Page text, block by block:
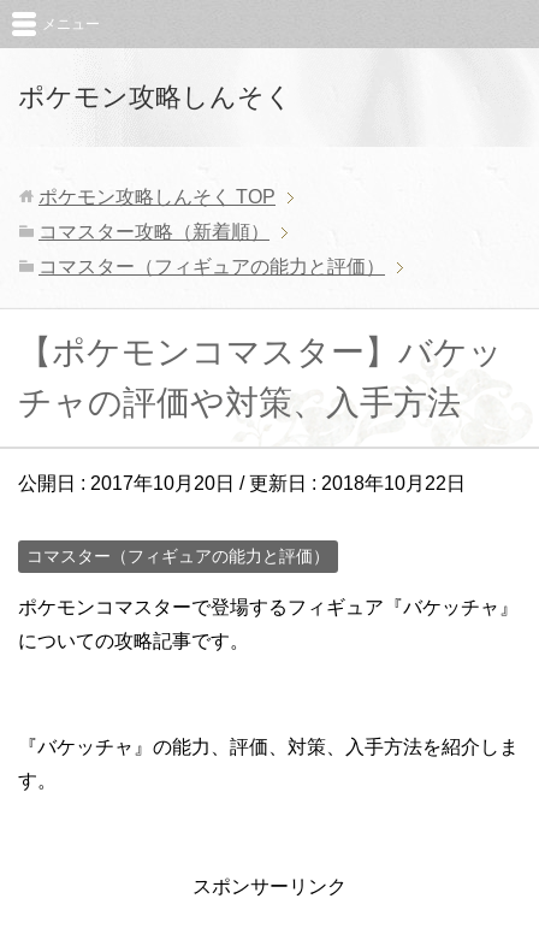
ポケモン攻略しんそく
メニュー
ポケモン攻略しんそく TOP
コマスター攻略（新着順）
コマスター（フィギュアの能力と評価）
【ポケモンコマスター】バケッ
チャの評価や対策、入手方法
公開日 : 2017年10月20日 / 更新日 : 2018年10月22日
コマスター（フィギュアの能力と評価）
ポケモンコマスターで登場するフィギュア『バケッチャ』
についての攻略記事です。
『バケッチャ』の能力、評価、対策、入手方法を紹介しま
す。
スポンサーリンク